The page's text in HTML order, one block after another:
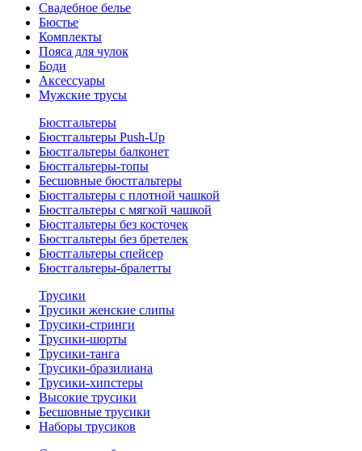
Свадебное белье
Бюстье
Комплекты
Пояса для чулок
Боди
Аксессуары
Мужские трусы
Бюстгальтеры
Бюстгальтеры Push-Up
Бюстгальтеры балконет
Бюстгальтеры-топы
Бесшовные бюстгальтеры
Бюстгальтеры с плотной чашкой
Бюстгальтеры с мягкой чашкой
Бюстгальтеры без косточек
Бюстгальтеры без бретелек
Бюстгальтеры спейсер
Бюстгальтеры-бралетты
Трусики
Трусики женские слипы
Трусики-стринги
Трусики-шорты
Трусики-танга
Трусики-бразилиана
Трусики-хипстеры
Высокие трусики
Бесшовные трусики
Наборы трусиков